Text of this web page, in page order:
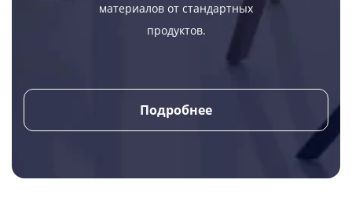
материалов от стандартных
продуктов.
Подробнее